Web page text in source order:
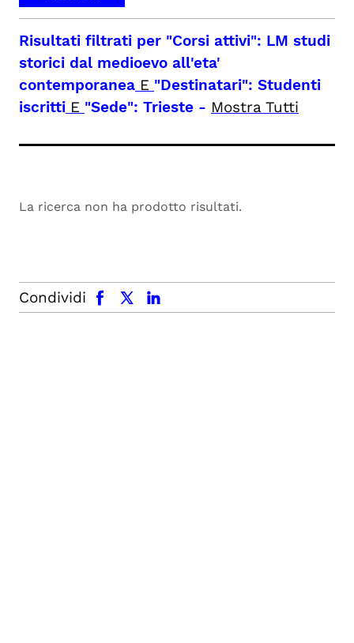
Risultati filtrati per "Corsi attivi": LM studi
storici dal medioevo all'eta'
contemporanea E "Destinatari": Studenti
iscritti E "Sede": Trieste - Mostra Tutti
La ricerca non ha prodotto risultati.
Condividi
facebook x.com linkedin